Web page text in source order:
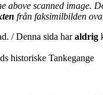
above scanned image.
från faksimilbilden
/ Denna sida haraldrig
historiske Tankegange